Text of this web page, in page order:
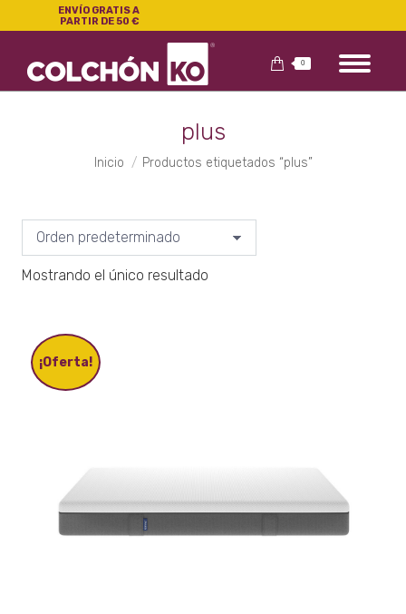
ENVÍO GRATIS A
PARTIR DE 50 €
0
plus
Estás aquí:
Inicio Productos etiquetados “plus”
Mostrando el único resultado
¡Oferta!